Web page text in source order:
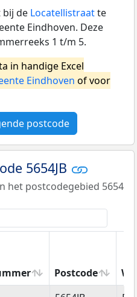
bij de Locatellistraatte
Eindhoven. Deze
1 t/m 5.
in handige Excel
Eindhoven of voor
postcode
5654JB
het postcodegebied 5654
Postcode
Postcode